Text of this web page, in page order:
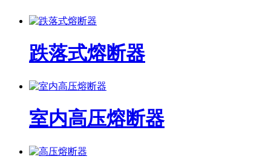
跌落式熔断器
室内高压熔断器